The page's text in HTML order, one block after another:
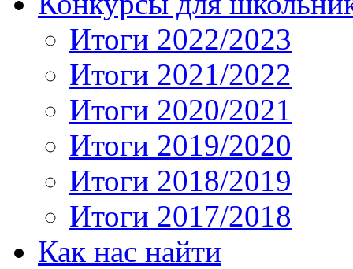
Итоги 2022/2023
Итоги 2021/2022
Итоги 2020/2021
Итоги 2019/2020
Итоги 2018/2019
Итоги 2017/2018
Как нас найти